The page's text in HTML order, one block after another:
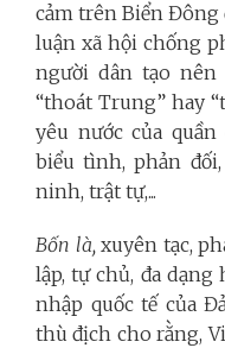
cảm trên Biển Đông
luận xã hội chống
người dân tạo nên
“thoát Trung” hay
yêu nước của
biểu tình, phản
ninh, trật tự,...
Bốn là, xuyên tạc,
lập, tự chủ, đa
nhập quốc tế của
thù địch cho rằng,